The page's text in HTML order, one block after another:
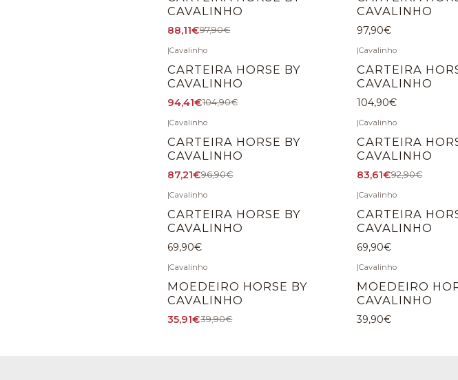
CAVALINHO
88,11€97,90€
CAVALINHO
97,90€
|Cavalinho
CARTEIRA HORSE BY
CAVALINHO
94,41€104,90€
|Cavalinho
CARTEIRA
CAVALINHO
104,90€
|Cavalinho
CARTEIRA HORSE BY
CAVALINHO
87,21€96,90€
|Cavalinho
CARTEIRA
CAVALINHO
83,61€92,90€
|Cavalinho
CARTEIRA HORSE BY
CAVALINHO
69,90€
|Cavalinho
CARTEIRA
CAVALINHO
69,90€
|Cavalinho
MOEDEIRO HORSE BY
CAVALINHO
35,91€39,90€
|Cavalinho
MOEDEIRO
CAVALINHO
39,90€